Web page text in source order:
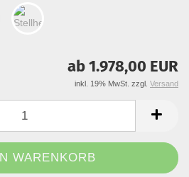
ab 1.978,00 EUR
inkl. 19% MwSt. zzgl. Versand